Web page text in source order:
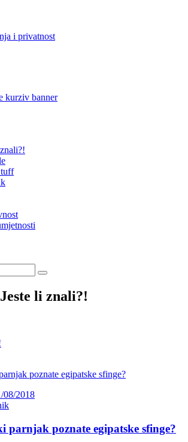
i privatnost
Jeste li znali?!
08/2018
parnjak poznate egipatske sfinge?